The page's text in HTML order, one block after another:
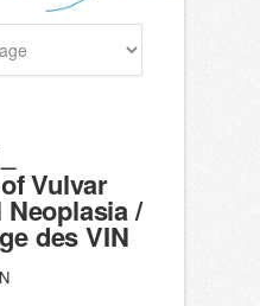
Vulvar
/
des VIN